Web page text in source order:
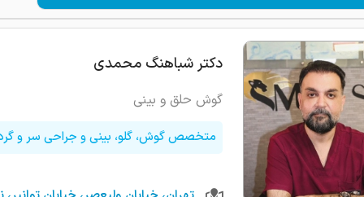
دکتر شباهنگ محمدی
گوش حلق و بینی
متخصص گوش، گلو، بینی و جراحی سر و